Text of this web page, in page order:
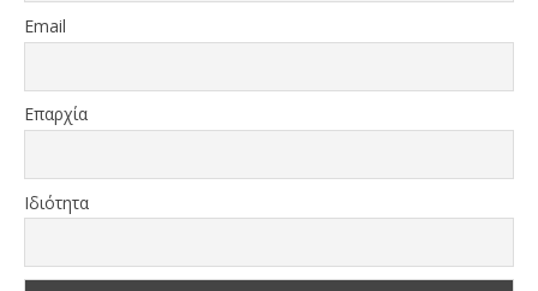
Email
Επαρχία
Ιδιότητα